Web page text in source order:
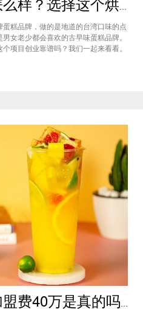
心岸蛋糕房加盟怎么样？选择这个烘焙品牌创业靠谱吗
糕品牌，做的是地道的台湾口味的点
女老少都会喜欢的古早味蛋糕品牌。
项目创业靠谱吗？我们一起来看看。
去加盟传统烘焙店呢？这您就有所不
鲜疯水果实验室加盟费40万是真的吗？根本没有传言中那么多！